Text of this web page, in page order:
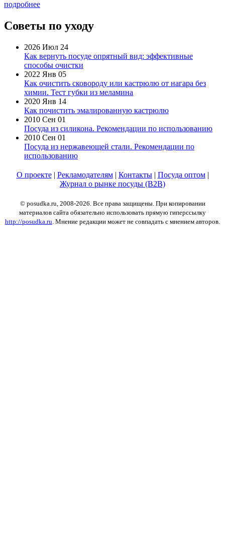
подробнее
Советы по уходу
2026 Июл 24
Как вернуть посуде опрятный вид: эффективные
способы очистки
2022 Янв 05
Как очистить сковороду или кастрюлю от нагара без
химии. Тест губки из меламина
2020 Янв 14
Как почистить эмалированную кастрюлю
2010 Сен 01
Посуда из силикона. Рекомендации по использованию
2010 Сен 01
Посуда из нержавеющей стали. Рекомендации по
использованию
О проекте| Рекламодателям| Контакты| Посуда оптом|
Журнал о рынке посуды (B2B)
© posudka.ru, 2008-2026. Все права защищены. При копировании
материалов сайта обязательно использовать прямую гиперссылку
http://posudka.ru . Мнение редакции может не совпадать с мнением авторов.